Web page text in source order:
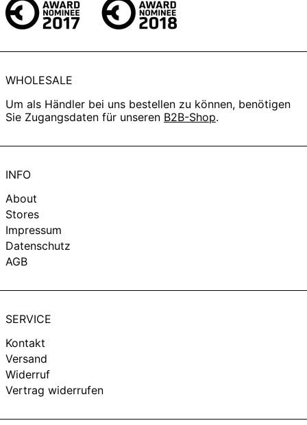
WHOLESALE
Um als Händler bei uns bestellen zu können, benötigen
Sie Zugangsdaten für unseren B2B-Shop.
INFO
About
Stores
Impressum
Datenschutz
AGB
SERVICE
Kontakt
Versand
Widerruf
Vertrag widerrufen
Lettland (EUR €)
Liechtenstein (CHF
Luxemburg (EUR €)
Malaysia (MYR RM)
Malta (EUR €)
Monaco (EUR €)
Rumänien (RON Lei)
Sonderverwaltungsregion